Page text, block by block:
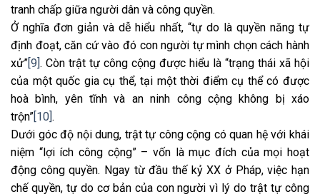
tranh chấp giữa người dân và công quyền.
Ở nghĩa đơn giản và dễ hiểu nhất, “tự do là quyền năng tự
định đoạt, căn cứ vào đó con người tự mình chọn cách hành
xử” [9] . Còn trật tự công cộng được hiểu là “trạng thái xã hội
của một quốc gia cụ thể, tại một thời điểm cụ thể có được
hoà bình, yên tĩnh và an ninh công cộng không bị xáo
trộn” [10] .
Dưới góc độ nội dung, trật tự công cộng có quan hệ với khái
niệm “lợi ích công cộng” – vốn là mục đích của mọi hoạt
động công quyền. Ngay từ đầu thế kỷ XX ở Pháp, việc hạn
chế quyền, tự do cơ bản của con người vì lý do trật tự công